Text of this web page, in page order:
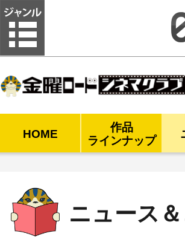
HOME
作品
ラインナップ
ニュース